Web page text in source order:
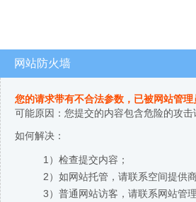
网站防火墙
您的请求带有不合法参数，已被网站管理
可能原因：您提交的内容包含危险的攻击
如何解决：
1）检查提交内容；
2）如网站托管，请联系空间提供商
3）普通网站访客，请联系网站管理